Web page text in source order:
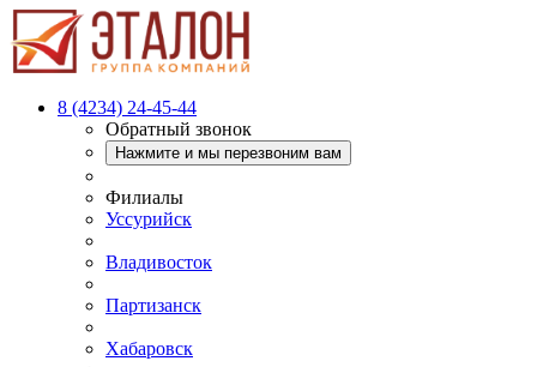
8 (4234) 24-45-44
Обратный звонок
Нажмите и мы перезвоним вам
Филиалы
Уссурийск
Владивосток
Партизанск
Хабаровск